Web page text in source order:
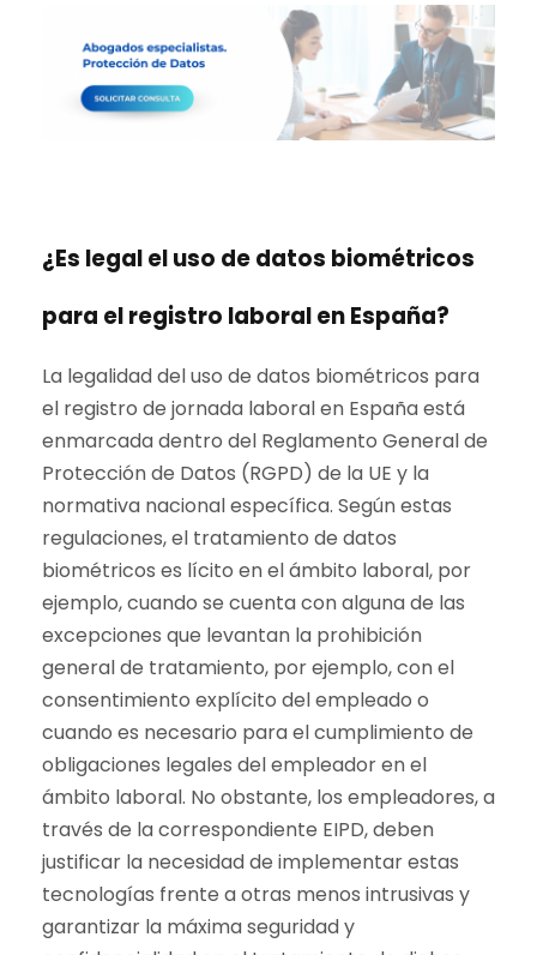
¿Es legal el uso de datos biométricos
para el registro laboral en España?
La legalidad del uso de datos biométricos para
el registro de jornada laboral en España está
enmarcada dentro del Reglamento General de
Protección de Datos (RGPD) de la UE y la
normativa nacional específica. Según estas
regulaciones, el tratamiento de datos
biométricos es lícito en el ámbito laboral, por
ejemplo, cuando se cuenta con alguna de las
excepciones que levantan la prohibición
general de tratamiento, por ejemplo, con el
consentimiento explícito del empleado o
cuando es necesario para el cumplimiento de
obligaciones legales del empleador en el
ámbito laboral. No obstante, los empleadores, a
través de la correspondiente EIPD, deben
justificar la necesidad de implementar estas
tecnologías frente a otras menos intrusivas y
garantizar la máxima seguridad y